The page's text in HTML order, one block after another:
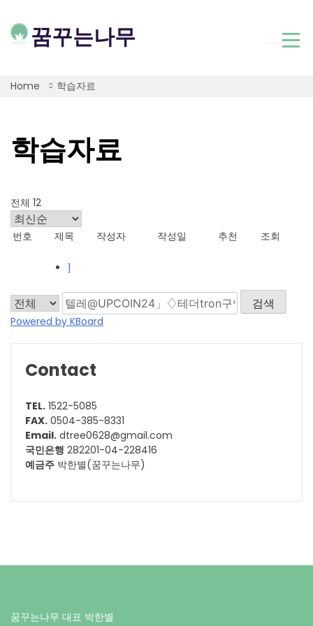
content꿈꾸는나무
Home 학습자료
학습자료
전체 12
번호 제목 작성자 작성일 추천 조회
1
검색
Powered by KBoard
Contact
TEL. 1522-5085
FAX. 0504-385-8331
Email. dtree0628@gmail.com
국민은행 282201-04-228416
예금주 박한별(꿈꾸는나무)
꿈꾸는나무 대표 박한별